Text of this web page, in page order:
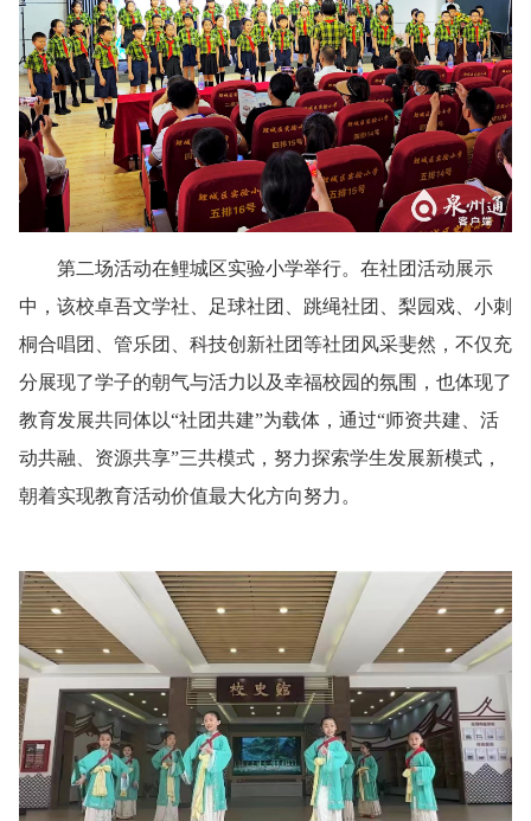
第二场活动在鲤城区实验小学举行。在社团活动展示
中，该校卓吾文学社、足球社团、跳绳社团、梨园戏、小刺
桐合唱团、管乐团、科技创新社团等社团风采斐然，不仅充
分展现了学子的朝气与活力以及幸福校园的氛围，也体现了
教育发展共同体以“社团共建”为载体，通过“师资共建、活
动共融、资源共享”三共模式，努力探索学生发展新模式，
朝着实现教育活动价值最大化方向努力。